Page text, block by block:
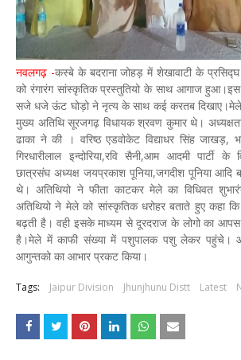
नवलगढ़ -कस्बे के बदराना जोहड़ में शेखावाटी के
को रंगारंग सांस्कृतिक प्रस्तुतियो के साथ आगाज
सजे धजे ऊंट घोड़ो ने नृत्य के साथ कई करतब
मुख्य अतिथि सूरजगढ़ विधायक श्रवण कुमार थे।
ढाका ने की । वरिष्ठ एडवोकेट विद्याधर सिंह जाखड़,
गिरधारीलाल इन्दोरिया,रवि सैनी,आम आदमी पार्टी के
छात्रसंघ अध्यक्ष जयप्रकाश पूनिया,जगदीश पूनिया आदि
थे। अतिथियो ने फीता काटकर मेले का विधिवत
अतिथियो ने मेले को सांस्कृतिक धरोहर बताते हुए कहा
बढ़ती है। वही इसके माध्यम से दूरदराज के लोगो का आपस
है।मेले में काफी संख्या में पशुपालक पशु लेकर पहुंचे।
आगुन्तको का आभार प्रकट किया।
Tags: Jaipur Division Jhunjhunu Distt Latest